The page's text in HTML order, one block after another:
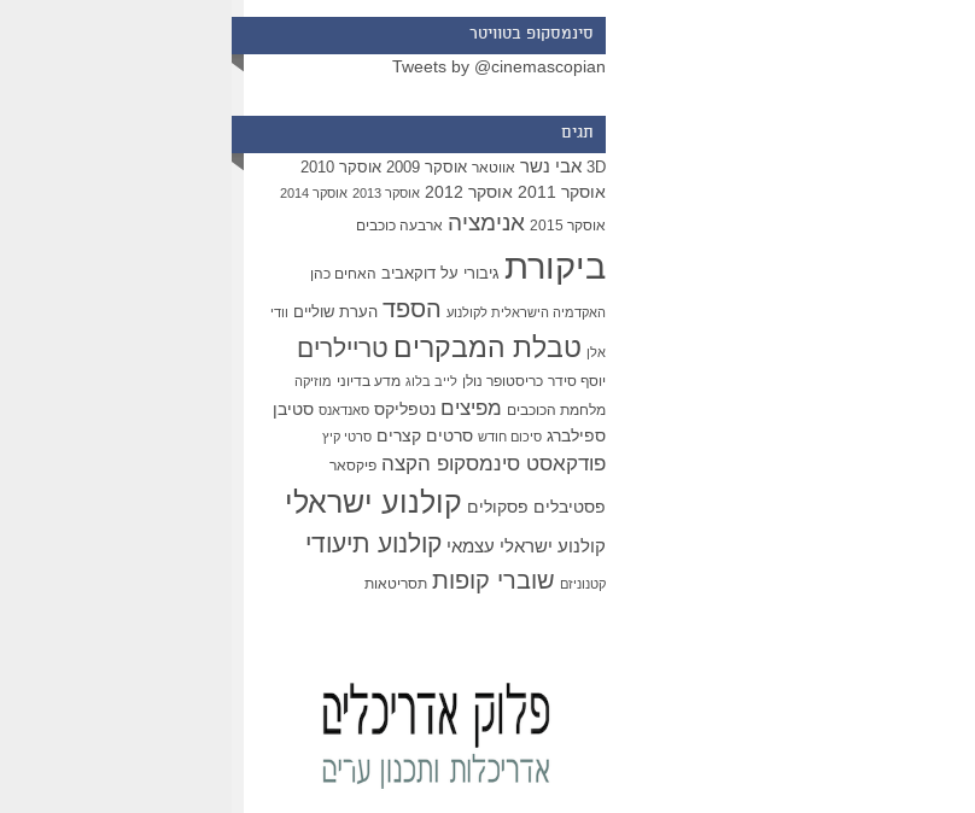
סינמסקופ בטוויטר
Tweets by @cinemascopian
תגים
3D אבי נשר אווטאר אוסקר 2009 אוסקר 2010
אוסקר 2011 אוסקר 2012 אוסקר 2013 אוסקר 2014
אוסקר 2015 אנימציה ארבעה כוכבים
ביקורת גיבורי על דוקאביב האחים כהן
האקדמיה הישראלית לקולנוע הספד הערת שוליים וודי
אלן טבלת המבקרים טריילרים
יוסף סידר כריסטופר נולן לייב בלוג מדע בדיוני מוזיקה
מלחמת הכוכבים מפיצים נטפליקס סאנדאנס סטיבן
ספילברג סיכום חודש סרטים קצרים סרטי קיץ
פודקאסט סינמסקופ הקצה פיקסאר
פסטיבלים פסקולים קולנוע ישראלי
קולנוע ישראלי עצמאי קולנוע תיעודי
קטנוניזם שוברי קופות תסריטאות